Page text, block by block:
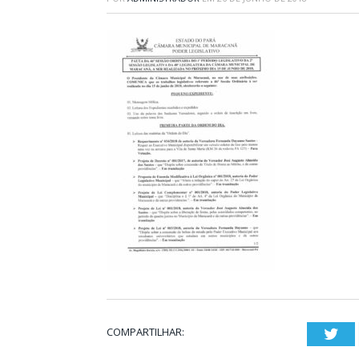
COMPARTILHAR: